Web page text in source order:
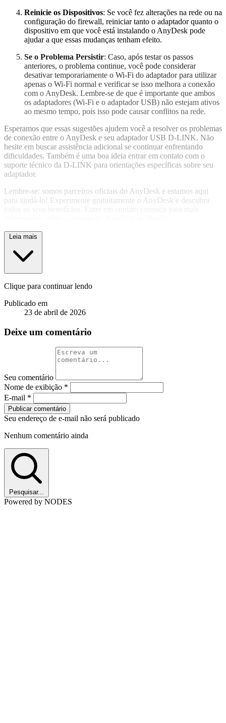
Reinicie os Dispositivos: Se você fez alterações na rede ou na
configuração do firewall, reiniciar tanto o adaptador quanto o
dispositivo em que você está instalando o AnyDesk pode
ajudar a que essas mudanças tenham efeito.
Se o Problema Persistir: Caso, após testar os passos
anteriores, o problema continue, você pode considerar
desativar temporariamente o Wi-Fi do adaptador para utilizar
apenas o Wi-Fi normal e verificar se isso melhora a conexão
com o AnyDesk. Lembre-se de que é importante que ambos
os adaptadores (Wi-Fi e o adaptador USB) não estejam ativos
ao mesmo tempo, pois isso pode causar conflitos na rede.
Esperamos que essas sugestões ajudem você a resolver os problemas
de conexão entre o AnyDesk e seu adaptador USB D-LINK. Não
hesite em buscar assistência adicional se continuar enfrentando
dificuldades. Também é uma boa ideia entrar em contato com o
suporte técnico da D-LINK para orientações específicas sobre seu
adaptador.
Lembre-se: somos parceiros oficiais do AnyDesk e estamos aqui
para ajudá-lo! Experimente gratuitamente o AnyDesk e descubra
Leia mais
Clique para continuar lendo
Publicado em
23 de abril de 2026
Deixe um comentário
Seu comentário
Nome de exibição *
E-mail *
Publicar comentário
Seu endereço de e-mail não será publicado
Nenhum comentário ainda
Pesquisar...
Powered by NODES